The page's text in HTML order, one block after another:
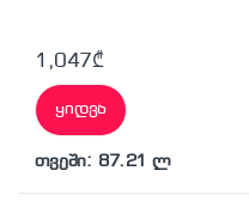
1,047₾
ყიდვა
თვეში: 87.21 ლ